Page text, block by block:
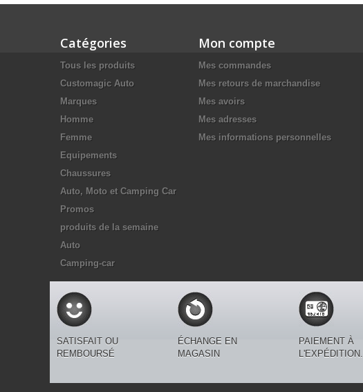
Catégories
Tous les produits
Customagic Auto
Marques
Homme
Femme
Equipements
Chaussures
Auto, Moto et Camping Car
Promos
produits de la semaine
Auto
Camping-car
Mon compte
Mes commandes
Mes retours de marchandise
Mes avoirs
Mes adresses
Mes informations personnelles
SATISFAIT OU
REMBOURSÉ
ÉCHANGE EN
MAGASIN
PAIEMENT À
L'EXPÉDITION.